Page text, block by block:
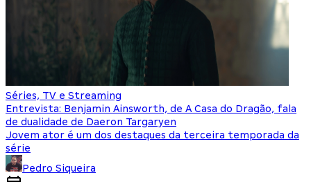
Séries, TV e Streaming
Entrevista: Benjamin Ainsworth, de A Casa do Dragão, fala
de dualidade de Daeron Targaryen
Jovem ator é um dos destaques da terceira temporada da
série
Pedro Siqueira